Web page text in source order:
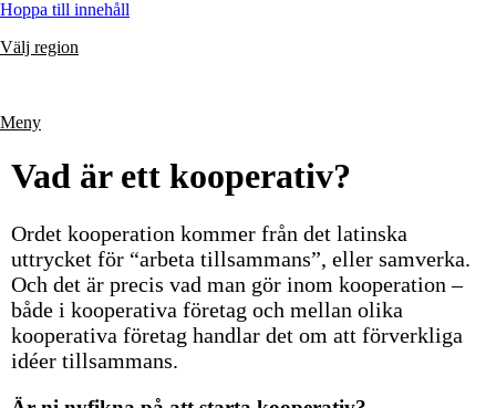
Hoppa till innehåll
Välj region
Meny
Vad är ett kooperativ?
Ordet kooperation kommer från det latinska
uttrycket för “arbeta tillsammans”, eller samverka.
Och det är precis vad man gör inom kooperation –
både i kooperativa företag och mellan olika
kooperativa företag handlar det om att förverkliga
idéer tillsammans.